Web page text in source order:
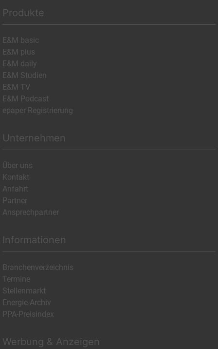
Produkte
E&M basic
E&M plus
E&M daily
E&M Studien
E&M TV
E&M Podcast
epaper Registrierung
Unternehmen
Über uns
Kontakt
Anfahrt
Partner
Ansprechpartner
Informationen
Branchenverzeichnis
Termine
Stellenmarkt
Energie-Archiv
PPA-Preisindex
Werbung & Anzeigen